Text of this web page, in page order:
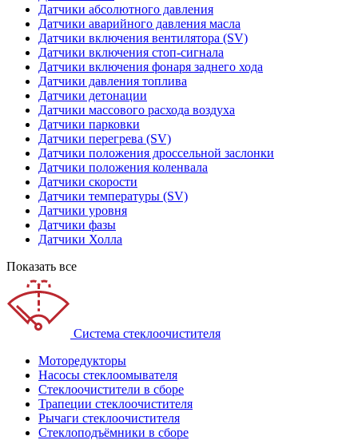
Датчики абсолютного давления
Датчики аварийного давления масла
Датчики включения вентилятора (SV)
Датчики включения стоп-сигнала
Датчики включения фонаря заднего хода
Датчики давления топлива
Датчики детонации
Датчики массового расхода воздуха
Датчики парковки
Датчики перегрева (SV)
Датчики положения дроссельной заслонки
Датчики положения коленвала
Датчики скорости
Датчики температуры (SV)
Датчики уровня
Датчики фазы
Датчики Холла
Показать все
Система стеклоочистителя
Моторедукторы
Насосы стеклоомывателя
Стеклоочистители в сборе
Трапеции стеклоочистителя
Рычаги стеклоочистителя
Стеклоподъёмники в сборе